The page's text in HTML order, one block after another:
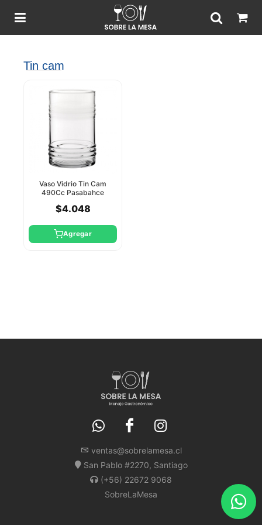
Tin cam
Vaso Vidrio Tin Cam
490Cc Pasabahce
$4.048
Agregar
ventas@sobrelamesa.cl
San Pablo #2270, Santiago
(+56) 22672 9068
SobreLaMesa